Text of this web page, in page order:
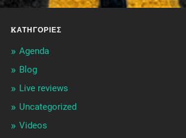
KΑΤΗΓΟΡΊΕΣ
Agenda
Blog
Live reviews
Uncategorized
Videos